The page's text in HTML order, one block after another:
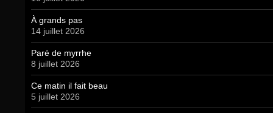
À grands pas
14 juillet 2026
Paré de myrrhe
8 juillet 2026
Ce matin il fait beau
5 juillet 2026